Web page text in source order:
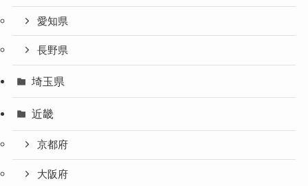
愛知県
長野県
埼玉県
近畿
京都府
大阪府